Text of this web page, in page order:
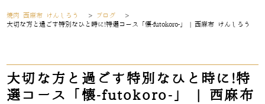
焼肉 西麻布 けんしろう > ブログ
>
大切な方と過ごす特別なひと時に!特選コース「懐-futokoro-」 | 西麻布 けんしろう
大切な方と過ごす特別なひと時に!特
選コース「懐-futokoro-」 | 西麻布